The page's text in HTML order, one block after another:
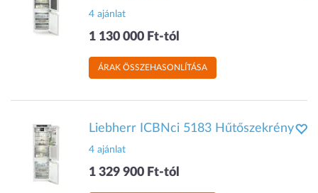
4 ajánlat
1 130 000 Ft-tól
ÁRAK ÖSSZEHASONLÍTÁSA
Liebherr ICBNci 5183 Hűtőszekrény
4 ajánlat
1 329 900 Ft-tól